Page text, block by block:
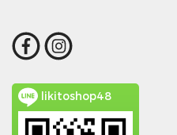
likitoshop48